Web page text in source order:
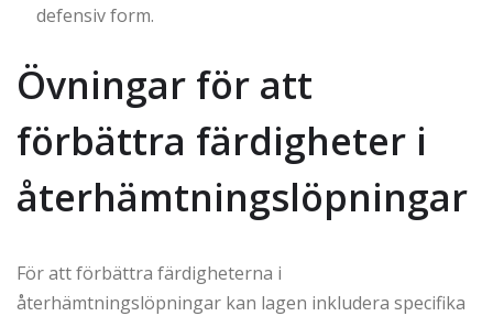
defensiv form.
Övningar för att
förbättra färdigheter i
återhämtningslöpningar
För att förbättra färdigheterna i
återhämtningslöpningar kan lagen inkludera specifika